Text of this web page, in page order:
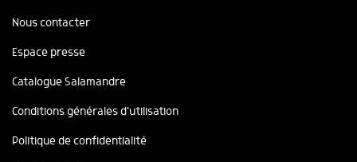
Nous contacter
Espace presse
Catalogue Salamandre
Conditions générales d'utilisation
Politique de confidentialité